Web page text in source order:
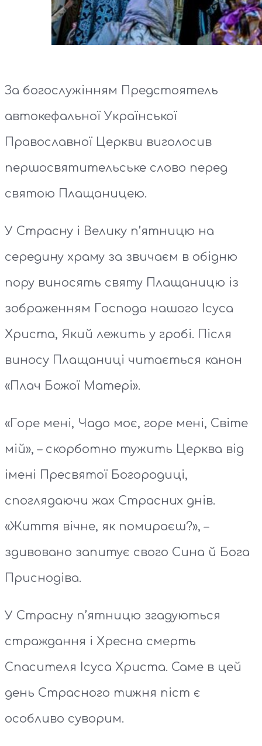
За богослужінням Предстоятель
автокефальної Української
Православної Церкви виголосив
першосвятительське слово перед
святою Плащаницею.
У Страсну і Велику п’ятницю на
середину храму за звичаєм в обідню
пору виносять святу Плащаницю із
зображенням Господа нашого Ісуса
Христа, Який лежить у гробі. Після
виносу Плащаниці читається канон
«Плач Божої Матері».
«Горе мені, Чадо моє, горе мені, Світе
мій», – скорботно тужить Церква від
імені Пресвятої Богородиці,
споглядаючи жах Страсних днів.
«Життя вічне, як помираєш?», –
здивовано запитує свого Сина й Бога
Приснодіва.
У Страсну п’ятницю згадуються
страждання і Хресна смерть
Спасителя Ісуса Христа. Саме в цей
день Страсного тижня піст є
особливо суворим.